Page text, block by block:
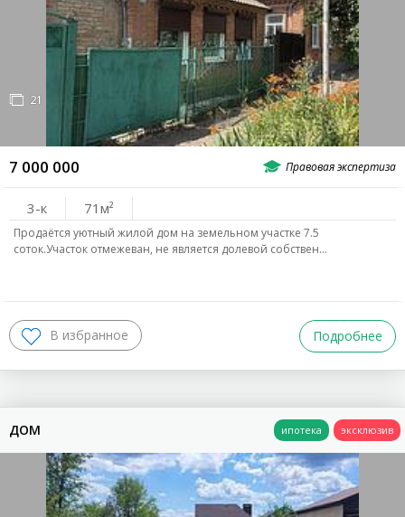
7 000 000
21
3-к 71
Продаётся уютный жилой дом на земельном участке 7.5
соток.Участок отмежеван, не является долевой собствен…
Подробнее
ДОМ